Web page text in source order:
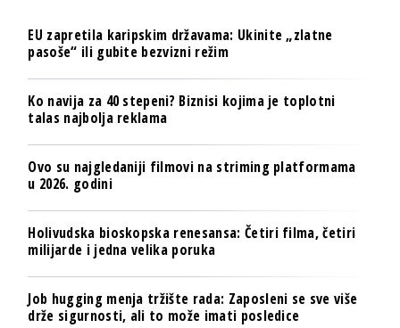
EU zapretila karipskim državama: Ukinite „zlatne
pasoše“ ili gubite bezvizni režim
Ko navija za 40 stepeni? Biznisi kojima je toplotni
talas najbolja reklama
Ovo su najgledaniji filmovi na striming platformama
u 2026. godini
Holivudska bioskopska renesansa: Četiri filma, četiri
milijarde i jedna velika poruka
Job hugging menja tržište rada: Zaposleni se sve više
drže sigurnosti, ali to može imati posledice